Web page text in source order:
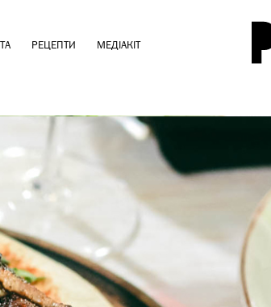
РЕЦЕПТИ МЕДІАКІТ